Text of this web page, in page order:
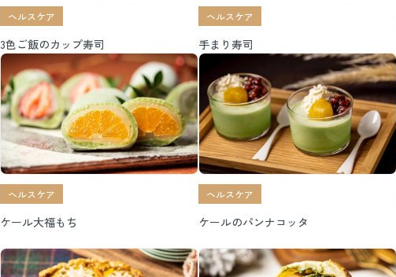
ヘルスケア
3色ご飯のカップ寿司
ヘルスケア
手まり寿司
ヘルスケア
ケール大福もち
ヘルスケア
ケールのパンナコッタ